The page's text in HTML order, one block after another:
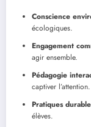
Conscience
écologiques.
Engagement
agir ensemble.
Pédagogie
captiver l’attention.
Pratiques
élèves.